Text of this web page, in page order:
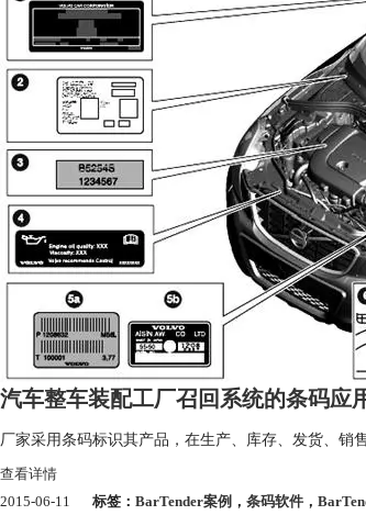
汽车整车装配工厂召回系统的条码应
厂家采用条码标识其产品，在生产、库存、发货、销
查看详情
2015-06-11
标签： BarTender案例 ， 条码软件 ，